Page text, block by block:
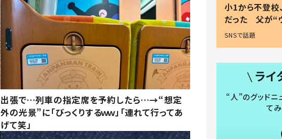
出張で…列車の指定席を予約したら…→“想定
外の光景”に「びっくりするｗｗ」「連れて行ってあ
げて笑」
小1から不登校
だった 父が“
る理由とは #
SNSで話題
ライ
“人”のグッドニ
て